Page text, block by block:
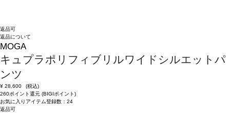
返品可
返品について
MOGA
キュプラポリフィブリルワイドシルエットパ
ンツ
¥ 28,600
(税込)
260ポイント還元 (BIGIポイント)
お気に入りアイテム登録数： 24
返品可